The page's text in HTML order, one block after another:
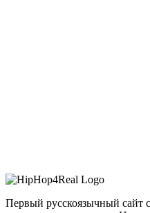
Первый русскоязычный сайт